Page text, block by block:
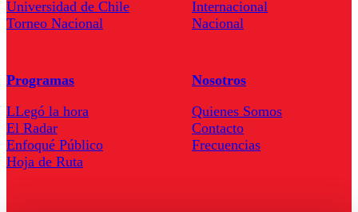
Universidad de Chile
Torneo Nacional
Internacional
Nacional
Programas
LLegó la hora
El Radar
Enfoqué Público
Hoja de Ruta
Nosotros
Quienes Somos
Contacto
Frecuencias